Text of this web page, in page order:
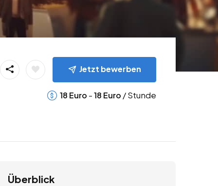
Jetzt bewerben
18 Euro -18 Euro / Stunde
Überblick